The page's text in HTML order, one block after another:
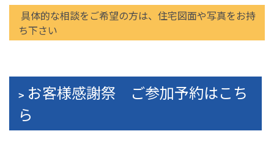
具体的な相談をご希望の方は、住宅図面や写真をお持
ち下さい
お客様感謝祭 ご参加予約はこち
ら